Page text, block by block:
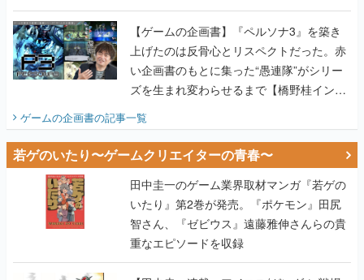
画書】
【ゲームの企画書】『ペルソナ3』を築き
上げたのは反骨心とリスペクトだった。赤
い企画書のもとに集った“愚連隊”がシリー
ズを生まれ変わらせるまで【橋野桂インタ
ゲームの企画書の記事一覧
若ゲのいたり〜ゲームクリエイターの青春〜
田中圭一のゲーム業界取材マンガ『若ゲの
いたり』第2巻が発売。『ポケモン』田尻
智さん、『ゼビウス』遠藤雅伸さんらの貴
重なエピソードを収録